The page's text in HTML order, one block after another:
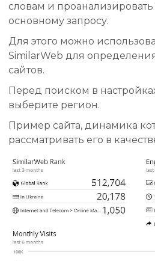
словам и
основному запросу.
Для этого можно
SimilarWeb для
сайтов.
Перед поиском в
выберите регион.
Пример сайта, динамика
рассматривать его в